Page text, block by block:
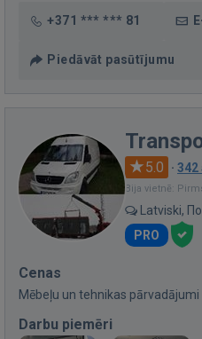
+371 *** *** 81
Piedāvāt pasūtījumu
5.0 · 342
Bija vietnē:
Latviski,
PRO
Cenas
Mēbeļu un tehnikas pārvadājumi
Darbu piemēri